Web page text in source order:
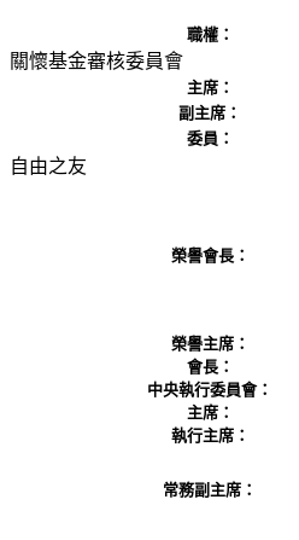
職權：
關懷基金審核委員會
主席：
副主席：
委員：
自由之友
榮譽會長：
榮譽主席：
會長：
中央執行委員會：
主席：
執行主席：
常務副主席：